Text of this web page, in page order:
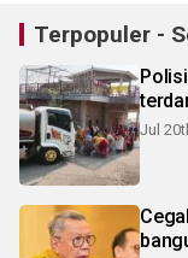
Terpopuler -
Jul